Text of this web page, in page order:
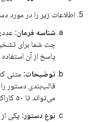
اطلاعات زیر را در مورد
شناسه فرمان:
چت شما برای
پاسخ از آن
توضیحات: متنی
قالب‌بندی دستور
می‌تواند تا ۵۰ کاراکتر باشد.
نوع دستور: یکی